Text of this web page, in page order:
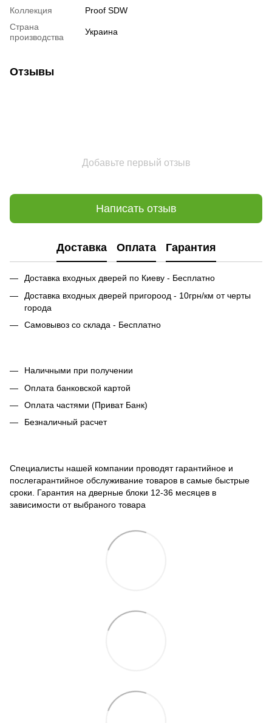
Коллекция
Proof SDW
Страна
производства
Украина
Отзывы
Добавьте первый отзыв
Написать отзыв
Доставка Оплата Гарантия
Доставка входных дверей по Киеву - Бесплатно
Доставка входных дверей пригороод - 10грн/км от черты
города
Самовывоз со склада - Бесплатно
Наличными при получении
Оплата банковской картой
Оплата частями (Приват Банк)
Безналичный расчет
Специалисты нашей компании проводят гарантийное и
послегарантийное обслуживание товаров в самые быстрые
сроки. Гарантия на дверные блоки 12-36 месяцев в
зависимости от выбраного товара